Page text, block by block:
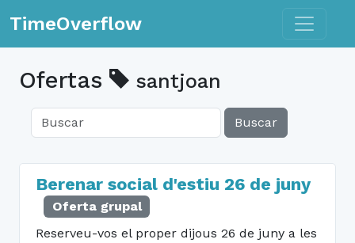
TimeOverflow Toggle
Ofertas santjoan
Buscar
Berenar social d'estiu 26 de juny
Oferta grupal
Reserveu-vos el proper dijous 26 de juny a les